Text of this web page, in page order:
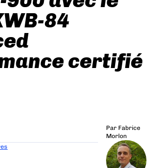
84
certifié
Par Fabrice
Morlon